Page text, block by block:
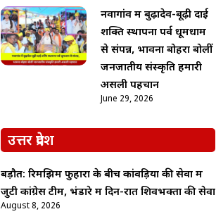
नवागांव में बुढ़ादेव-बूढ़ी दाई
शक्ति स्थापना पर्व धूमधाम
से संपन्न, भावना बोहरा बोलीं
जनजातीय संस्कृति हमारी
असली पहचान
June 29, 2026
उत्तर प्रदेश
बड़ौत: रिमझिम फुहारों के बीच कांवड़ियों की सेवा में
जुटी कांग्रेस टीम, भंडारे में दिन-रात शिवभक्तों की सेवा
August 8, 2026